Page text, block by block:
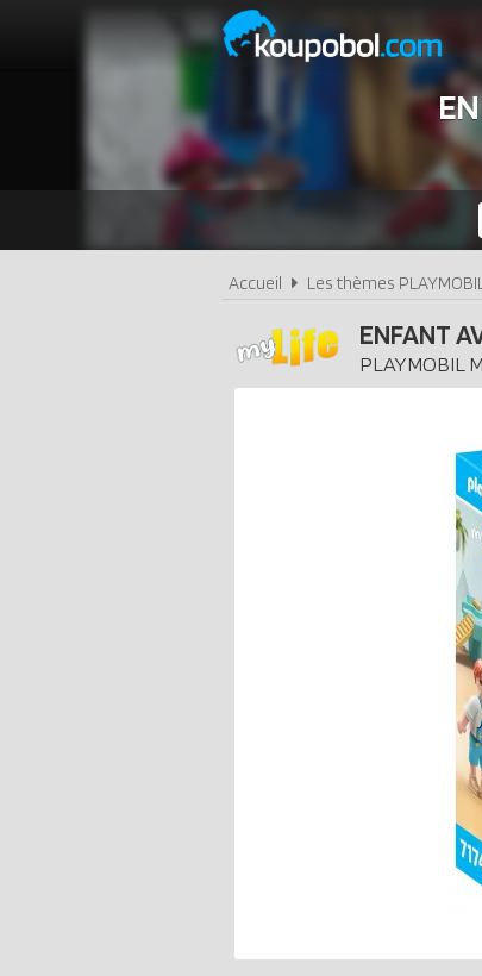
Accueil Les thèmes
ENFANT
PLAYMOBIL